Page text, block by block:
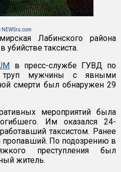
Лабинского района
таксиста.
в пресс-службе ГУВД по
труп мужчины с явными
смерти был обнаружен 29
мероприятий была
Им оказался 24-
таксистом. Ранее
пропавший. По подозрению в
преступления был
житель.